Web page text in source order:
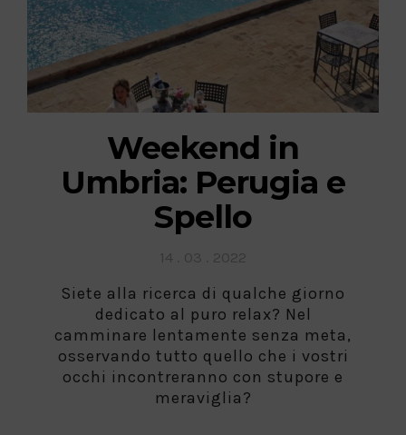
Weekend in
Umbria: Perugia e
Spello
Siete alla ricerca di qualche giorno
dedicato al puro relax? Nel
camminare lentamente senza meta,
osservando tutto quello che i vostri
occhi incontreranno con stupore e
meraviglia?